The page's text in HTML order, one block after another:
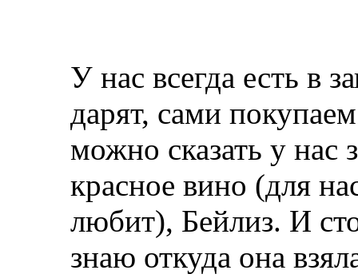
У нас всегда есть в
дарят, сами
можно сказать у нас
красное вино (для
любит), Бейлиз. И
знаю откуда она